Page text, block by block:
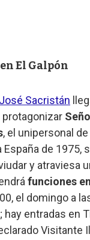
El Galpón
Sacristán
protagonizar
, el unipersonal
España de 1975,
y atraviesa
funciones
el domingo a
hay entradas en
Visitante